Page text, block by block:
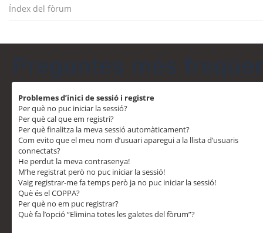
Índex del fòrum
Problemes d’inici de sessió i registre
Per què no puc iniciar la sessió?
Per què cal que em registri?
Per què finalitza la meva sessió automàticament?
Com evito que el meu nom d’usuari aparegui a la llista d’usuaris
connectats?
He perdut la meva contrasenya!
M’he registrat però no puc iniciar la sessió!
Vaig registrar-me fa temps però ja no puc iniciar la sessió!
Què és el COPPA?
Per què no em puc registrar?
Què fa l’opció “Elimina totes les galetes del fòrum”?